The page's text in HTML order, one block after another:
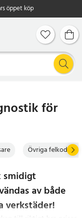
öppet köp
för
Övriga
smidigt
av både
verkstäder!